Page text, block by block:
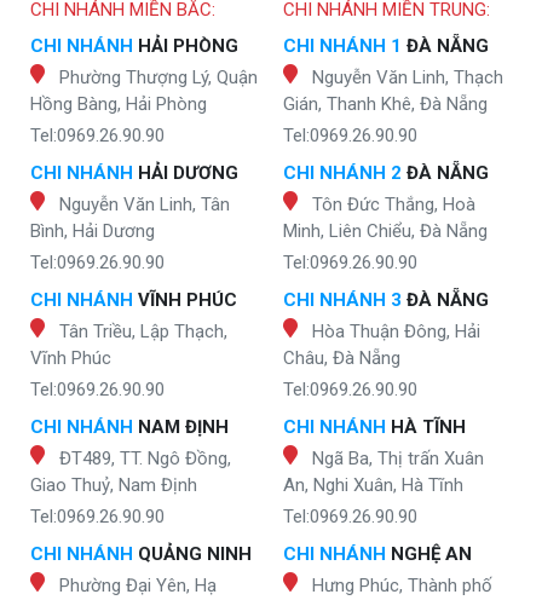
CHI NHÁNH MIỀN BẮC:
CHI NHÁNH HẢI PHÒNG
Phường Thượng Lý, Quận
Hồng Bàng, Hải Phòng
Tel:0969.26.90.90
CHI NHÁNH HẢI DƯƠNG
Nguyễn Văn Linh, Tân
Bình, Hải Dương
Tel:0969.26.90.90
CHI NHÁNH VĨNH PHÚC
Tân Triều, Lập Thạch,
Vĩnh Phúc
Tel:0969.26.90.90
CHI NHÁNH NAM ĐỊNH
ĐT489, TT. Ngô Đồng,
Giao Thuỷ, Nam Định
Tel:0969.26.90.90
CHI NHÁNH QUẢNG NINH
Phường Đại Yên, Hạ
CHI NHÁNH MIỀN TRUNG:
CHI NHÁNH 1 ĐÀ NẴNG
Nguyễn Văn Linh, Thạch
Gián, Thanh Khê, Đà Nẵng
Tel:0969.26.90.90
CHI NHÁNH 2 ĐÀ NẴNG
Tôn Đức Thắng, Hoà
Minh, Liên Chiểu, Đà Nẵng
Tel:0969.26.90.90
CHI NHÁNH 3 ĐÀ NẴNG
Hòa Thuận Đông, Hải
Châu, Đà Nẵng
Tel:0969.26.90.90
CHI NHÁNH HÀ TĨNH
Ngã Ba, Thị trấn Xuân
An, Nghi Xuân, Hà Tĩnh
Tel:0969.26.90.90
CHI NHÁNH NGHỆ AN
Hưng Phúc, Thành phố